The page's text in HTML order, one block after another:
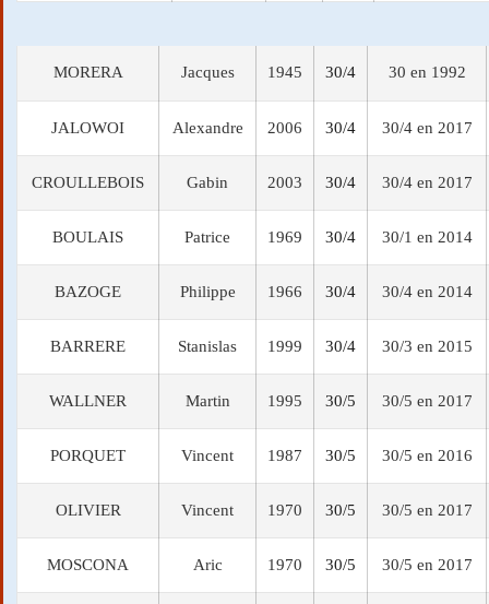
MORERA Jacques 1945 30/4 30 en 1992
JALOWOI Alexandre 2006 30/4 30/4 en 2017
CROULLEBOIS Gabin 2003 30/4 30/4 en 2017
BOULAIS Patrice 1969 30/4 30/1 en 2014
BAZOGE Philippe 1966 30/4 30/4 en 2014
BARRERE Stanislas 1999 30/4 30/3 en 2015
WALLNER Martin 1995 30/5 30/5 en 2017
PORQUET Vincent 1987 30/5 30/5 en 2016
OLIVIER Vincent 1970 30/5 30/5 en 2017
MOSCONA Aric 1970 30/5 30/5 en 2017